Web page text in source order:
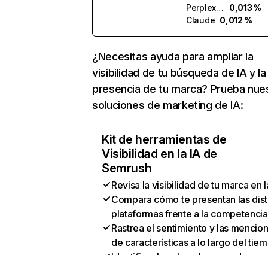
Perplexity
0,013 %
Claude 0,012 %
¿Necesitas ayuda para ampliar la
visibilidad de tu búsqueda de IA y la
presencia de tu marca? Prueba
soluciones de marketing de IA:
Kit de herramientas de
Visibilidad en la IA de
Semrush
Revisa la visibilidad de tu marca en
Compara cómo te presentan las
plataformas frente a la competencia
Rastrea el sentimiento y las
de características a lo largo del